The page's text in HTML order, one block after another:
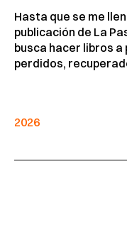
Hasta que se me
publicación de La
busca hacer libros
perdidos,
2026